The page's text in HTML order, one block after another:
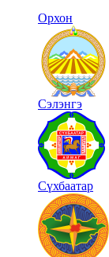
Орхон
Сэлэнгэ
Сүхбаатар